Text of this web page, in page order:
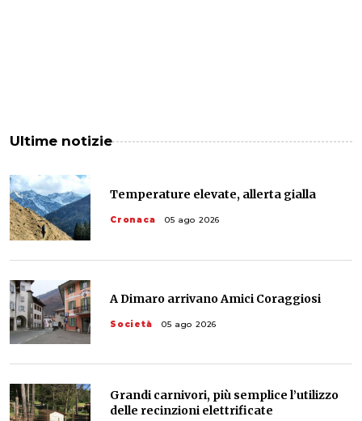
Ultime notizie
Temperature elevate, allerta gialla
Cronaca 05 ago 2026
A Dimaro arrivano Amici Coraggiosi
Società 05 ago 2026
Grandi carnivori, più semplice l’utilizzo
delle recinzioni elettrificate